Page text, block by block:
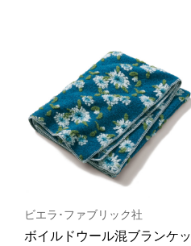
ビエラ･ファブリック社
ボイルドウール混ブランケッ